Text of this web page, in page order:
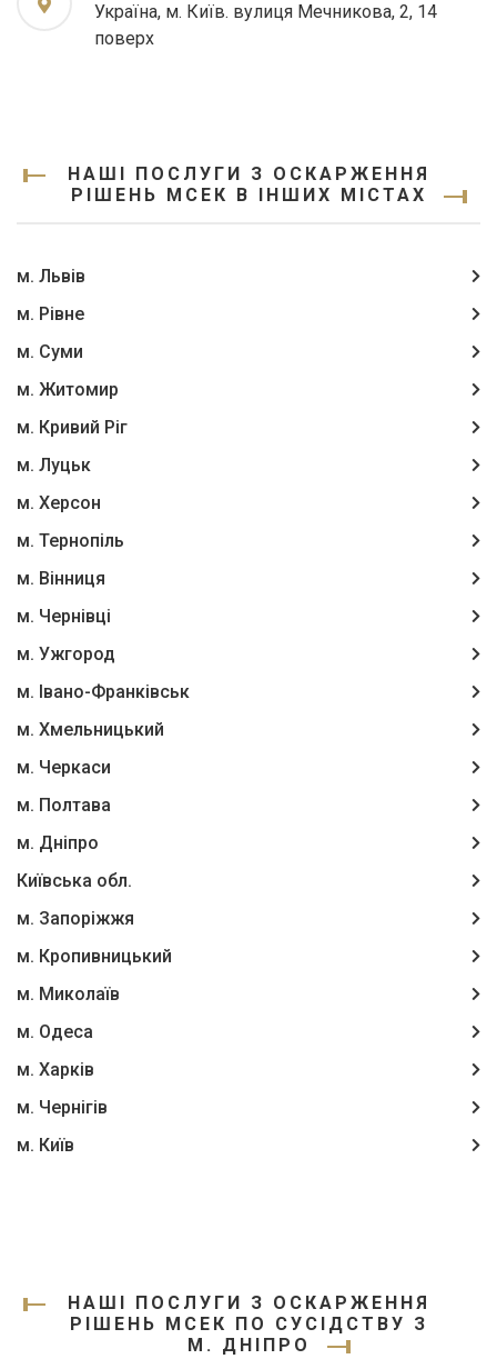
Україна, м. Київ. вулиця Мечникова, 2, 14
поверх
НАШІ ПОСЛУГИ З ОСКАРЖЕННЯ
РІШЕНЬ МСЕК В ІНШИХ МІСТАХ
м. Львів
м. Рівне
м. Суми
м. Житомир
м. Кривий Ріг
м. Луцьк
м. Херсон
м. Тернопіль
м. Вінниця
м. Чернівці
м. Ужгород
м. Івано-Франківськ
м. Хмельницький
м. Черкаси
м. Полтава
м. Дніпро
Київська обл.
м. Запоріжжя
м. Кропивницький
м. Миколаїв
м. Одеса
м. Харків
м. Чернігів
м. Київ
НАШІ ПОСЛУГИ З ОСКАРЖЕННЯ
РІШЕНЬ МСЕК ПО СУСІДСТВУ З
М. ДНІПРО